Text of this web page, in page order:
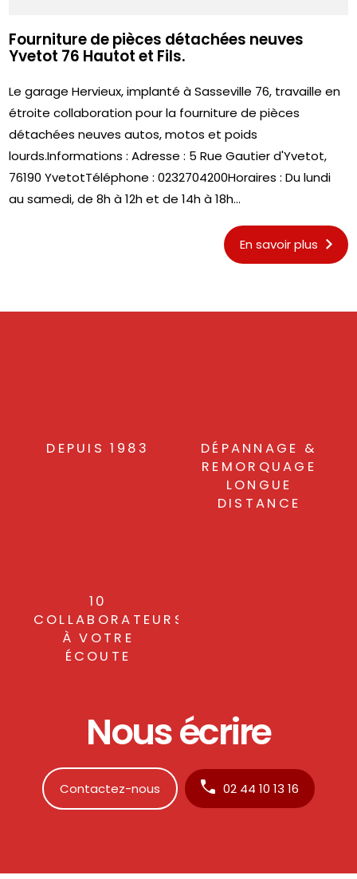
Fourniture de pièces détachées neuves
Yvetot 76 Hautot et Fils.
Le garage Hervieux, implanté à Sasseville 76, travaille en
étroite collaboration pour la fourniture de pièces
détachées neuves autos, motos et poids
lourds.Informations : Adresse : 5 Rue Gautier d'Yvetot,
76190 YvetotTéléphone : 0232704200Horaires : Du lundi
au samedi, de 8h à 12h et de 14h à 18h...
En savoir plus
DEPUIS 1983
DÉPANNAGE &
REMORQUAGE
LONGUE
DISTANCE
10
COLLABORATEURS
À VOTRE
ÉCOUTE
Nous écrire
Contactez-nous 02 44 10 13 16